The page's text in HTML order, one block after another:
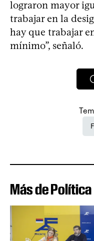
lograron mayor
trabajar en la
hay que trabajar
mínimo”, señaló.
Más de Política